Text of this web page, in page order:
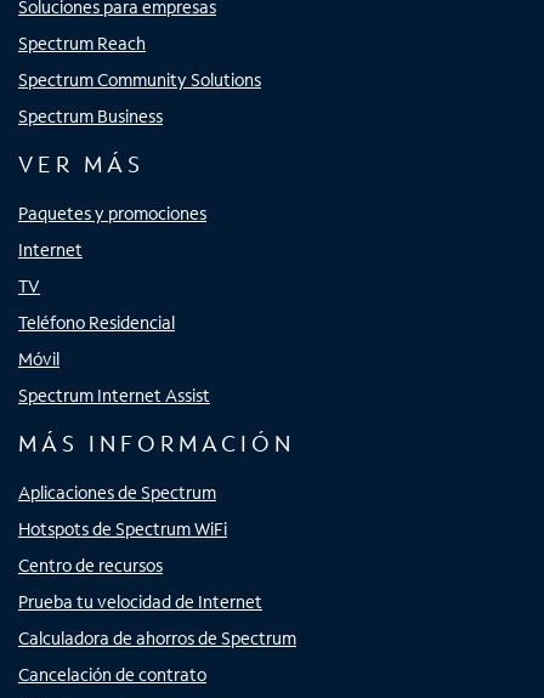
Soluciones para empresas
Spectrum Reach
Spectrum Community Solutions
Spectrum Business
VER MÁS
Paquetes y promociones
Internet
TV
Teléfono Residencial
Móvil
Spectrum Internet Assist
MÁS INFORMACIÓN
Aplicaciones de Spectrum
Hotspots de Spectrum WiFi
Centro de recursos
Prueba tu velocidad de Internet
Calculadora de ahorros de Spectrum
Cancelación de contrato